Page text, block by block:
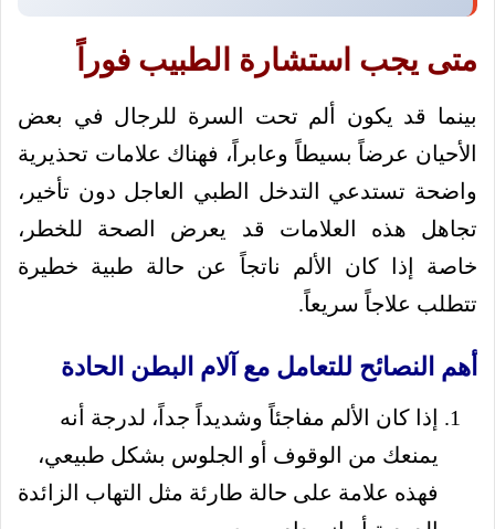
متى يجب استشارة الطبيب فوراً
بينما قد يكون ألم تحت السرة للرجال في بعض
الأحيان عرضاً بسيطاً وعابراً، فهناك علامات تحذيرية
واضحة تستدعي التدخل الطبي العاجل دون تأخير،
تجاهل هذه العلامات قد يعرض الصحة للخطر،
خاصة إذا كان الألم ناتجاً عن حالة طبية خطيرة
تتطلب علاجاً سريعاً.
أهم النصائح للتعامل مع آلام البطن الحادة
إذا كان الألم مفاجئاً وشديداً جداً، لدرجة أنه
يمنعك من الوقوف أو الجلوس بشكل طبيعي،
فهذه علامة على حالة طارئة مثل التهاب الزائدة